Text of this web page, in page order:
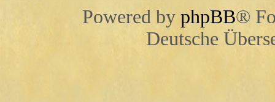
Powered by phpBB®
Deutsche